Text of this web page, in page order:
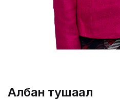
Албан тушаал